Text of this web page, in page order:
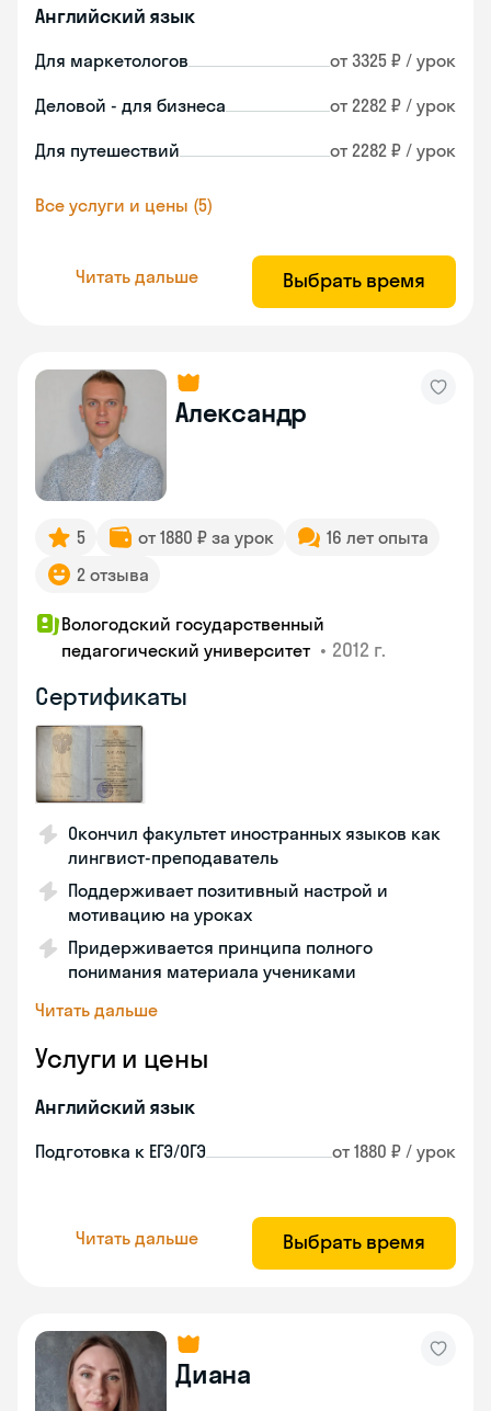
Английский язык
Для маркетологов от 3325 ₽ / урок
Деловой - для бизнеса от 2282 ₽ / урок
Для путешествий от 2282 ₽ / урок
Все услуги и цены (5)
Читать дальше Выбрать время
Александр
5 от 1880 ₽ за урок
16 лет опыта
2 отзыва
Вологодский государственный
педагогический университет • 2012 г.
Сертификаты
Окончил факультет иностранных языков как
лингвист-преподаватель
Поддерживает позитивный настрой и
мотивацию на уроках
Придерживается принципа полного
понимания материала учениками
Читать дальше
Услуги и цены
Английский язык
Подготовка к ЕГЭ/ОГЭ от 1880 ₽ / урок
Читать дальше Выбрать время
Диана